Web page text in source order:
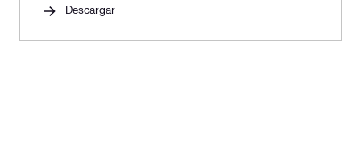
eficiente.
Descargar